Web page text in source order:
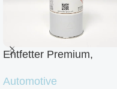
Entfetter Premium,
Automotive